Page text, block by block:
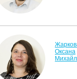
Оксана